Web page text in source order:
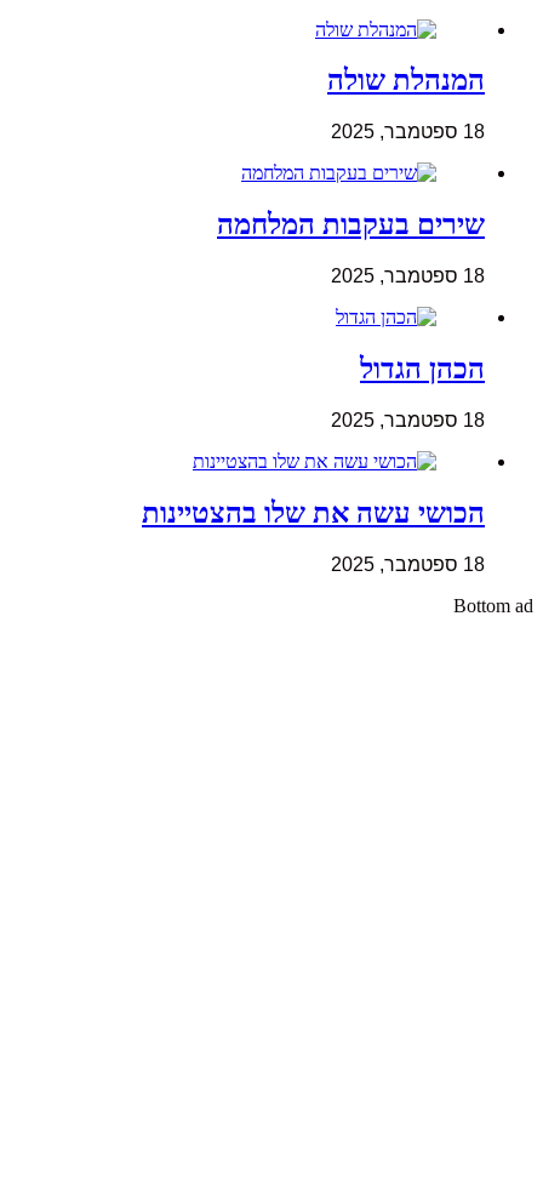
המנהלת שולה
18 ספטמבר, 2025
שירים בעקבות המלחמה
18 ספטמבר, 2025
הכהן הגדול
18 ספטמבר, 2025
הכושי עשה את שלו בהצטיינות
18 ספטמבר, 2025
Bottom ad